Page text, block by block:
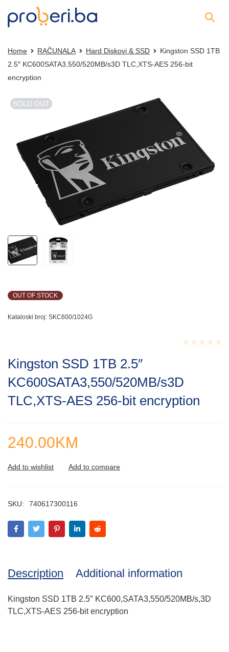
Home RAČUNALA Hard Diskovi & SSD
Kingston SSD 1TB
2.5″ KC600SATA3,550/520MB/s3D TLC,XTS-AES 256-bit
encryption
SOLD OUT
OUT OF STOCK
Kataloski broj: SKC600/1024G
of
Kingston SSD 1TB 2.5″
KC600SATA3,550/520MB/s3D
TLC,XTS-AES 256-bit encryption
240.00KM
SKU: 740617300116
Description Additional information
Kingston SSD 1TB 2.5″ KC600,SATA3,550/520MB/s,3D
TLC,XTS-AES 256-bit encryption